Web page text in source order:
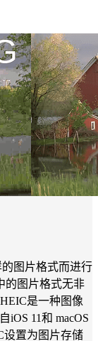
图片格式而进行
的图片格式无非
是一种图像
iOS 11和 macOS
设置为图片存储